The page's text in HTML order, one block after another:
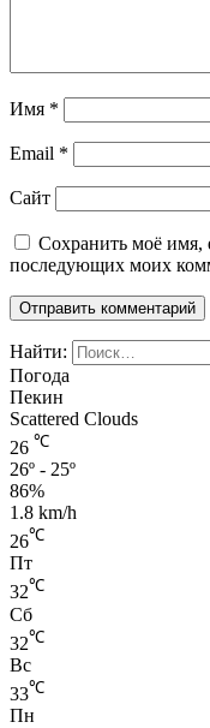
Имя *
Email *
Сайт
Сохранить моё имя,
последующих моих
Найти:
Погода
Пекин
Scattered Clouds
26 ℃
26º - 25º
86%
1.8 km/h
26℃
Пт
32℃
Сб
32℃
Вс
33℃
Пн